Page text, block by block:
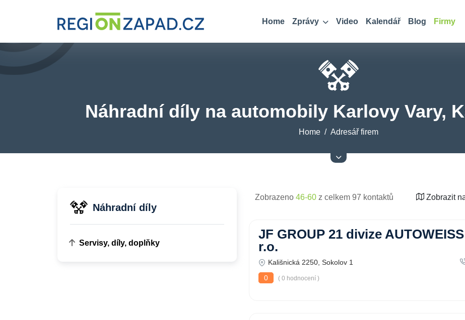
Home Zprávy Video Kalendář Blog Firmy
Náhradní díly na automobily Karlovy Vary,
Home Adresář firem
Náhradní díly
Servisy, díly, doplňky
Zobrazeno 46-60 z celkem 97 kontaktů Zobrazit
JF GROUP 21 divize
r.o.
Kališnická 2250, Sokolov 1
0
( 0 hodnocení )